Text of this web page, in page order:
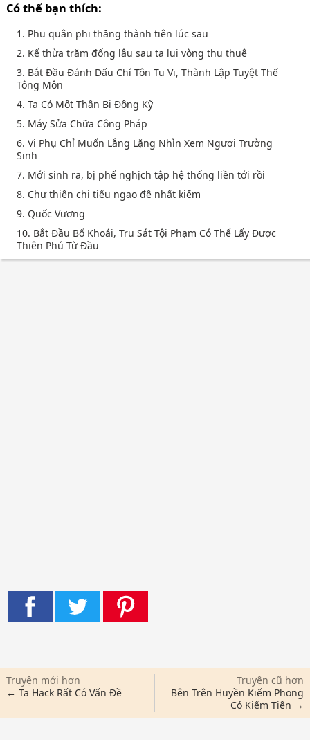
Có thể bạn thích:
1. Phu quân phi thăng thành tiên lúc sau
2. Kế thừa trăm đống lâu sau ta lui vòng thu thuê
3. Bắt Đầu Đánh Dấu Chí Tôn Tu Vi, Thành Lập Tuyệt Thế
Tông Môn
4. Ta Có Một Thân Bị Động Kỹ
5. Máy Sửa Chữa Công Pháp
6. Vi Phụ Chỉ Muốn Lẳng Lặng Nhìn Xem Ngươi Trường
Sinh
7. Mới sinh ra, bị phế nghịch tập hệ thống liền tới rồi
8. Chư thiên chi tiếu ngạo đệ nhất kiếm
9. Quốc Vương
10. Bắt Đầu Bổ Khoái, Tru Sát Tội Phạm Có Thể Lấy Được
Thiên Phú Từ Đầu
Truyện mới hơn
← Ta Hack Rất Có Vấn Đề
Truyện cũ hơn
Bên Trên Huyền Kiếm Phong
Có Kiếm Tiên →